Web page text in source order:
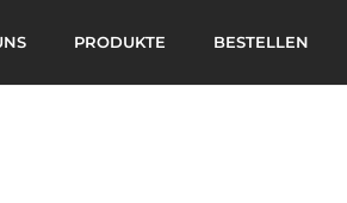
PRODUKTE BESTELLEN